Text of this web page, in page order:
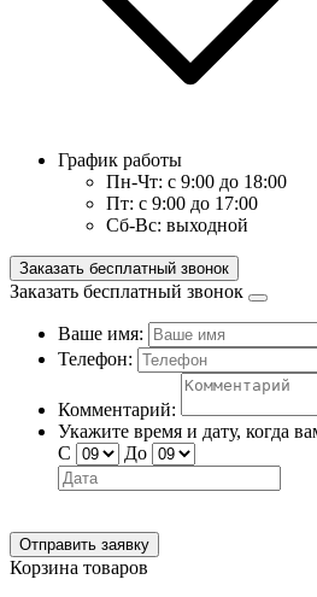
График работы
Пн-Чт: с 9:00 до 18:00
Пт: с 9:00 до 17:00
Сб-Вс: выходной
Заказать бесплатный звонок
Заказать бесплатный звонок
Ваше имя:
Телефон:
Комментарий:
Укажите время и дату, когда
С
До
Отправить заявку
Корзина товаров